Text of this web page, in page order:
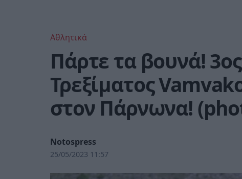
Αθλητικά
Πάρτε τα βουνά!
Τρεξίματος
στον Πάρνωνα!
Notospress
25/05/2023 11:57